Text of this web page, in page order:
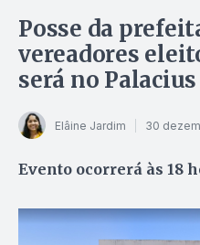
Posse da
vereadores
será no
Elâine Jardim 30
Evento ocorrerá às 18